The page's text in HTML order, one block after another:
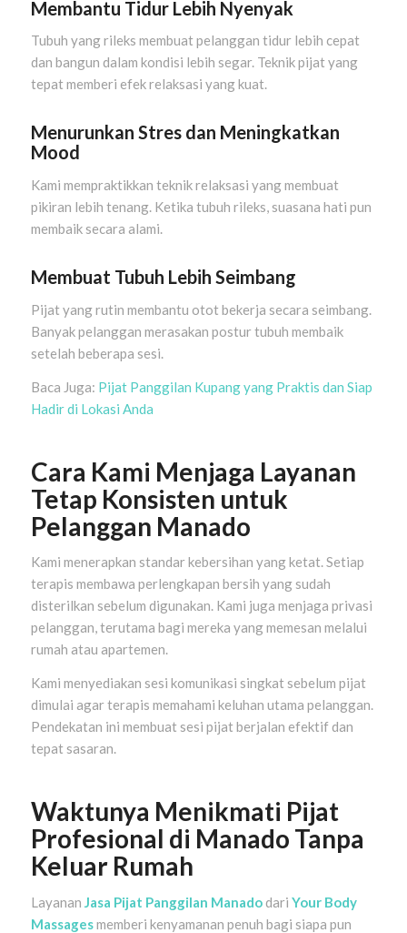
Membantu Tidur Lebih Nyenyak
Tubuh yang rileks membuat pelanggan tidur lebih cepat
dan bangun dalam kondisi lebih segar. Teknik pijat yang
tepat memberi efek relaksasi yang kuat.
Menurunkan Stres dan Meningkatkan
Mood
Kami mempraktikkan teknik relaksasi yang membuat
pikiran lebih tenang. Ketika tubuh rileks, suasana hati pun
membaik secara alami.
Membuat Tubuh Lebih Seimbang
Pijat yang rutin membantu otot bekerja secara seimbang.
Banyak pelanggan merasakan postur tubuh membaik
setelah beberapa sesi.
Baca Juga: Pijat Panggilan Kupang yang Praktis dan Siap
Hadir di Lokasi Anda
Cara Kami Menjaga Layanan
Tetap Konsisten untuk
Pelanggan Manado
Kami menerapkan standar kebersihan yang ketat. Setiap
terapis membawa perlengkapan bersih yang sudah
disterilkan sebelum digunakan. Kami juga menjaga privasi
pelanggan, terutama bagi mereka yang memesan melalui
rumah atau apartemen.
Kami menyediakan sesi komunikasi singkat sebelum pijat
dimulai agar terapis memahami keluhan utama pelanggan.
Pendekatan ini membuat sesi pijat berjalan efektif dan
tepat sasaran.
Waktunya Menikmati Pijat
Profesional di Manado Tanpa
Keluar Rumah
Layanan Jasa Pijat Panggilan Manadodari Your Body
Massagesmemberi kenyamanan penuh bagi siapa pun